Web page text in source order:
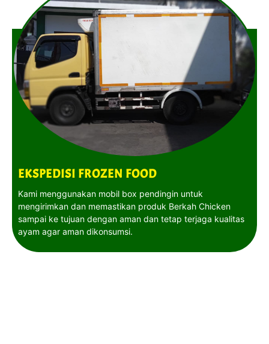
EKSPEDISI FROZEN FOOD
Kami menggunakan mobil box pendingin untuk
mengirimkan dan memastikan produk Berkah Chicken
sampai ke tujuan dengan aman dan tetap terjaga kualitas
ayam agar aman dikonsumsi.